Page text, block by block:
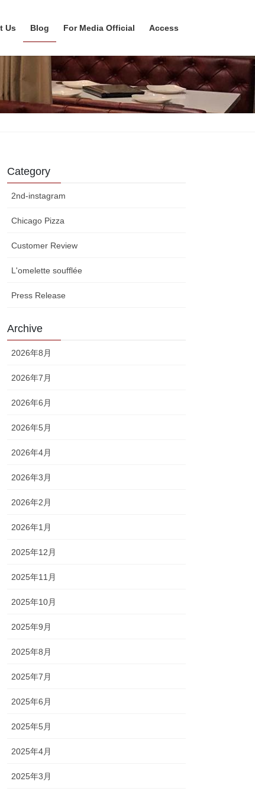
Us Blog For Media Official Access
Category
2nd-instagram
Chicago Pizza
Customer Review
L'omelette soufflée
Press Release
Archive
2026年8月
2026年7月
2026年6月
2026年5月
2026年4月
2026年3月
2026年2月
2026年1月
2025年12月
2025年11月
2025年10月
2025年9月
2025年8月
2025年7月
2025年6月
2025年5月
2025年4月
2025年3月